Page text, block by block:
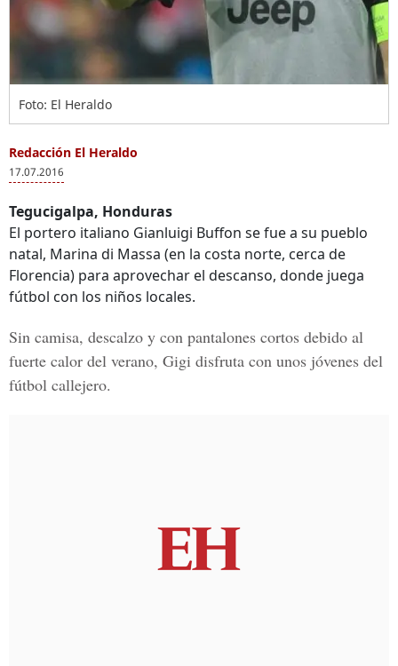
Foto: El Heraldo
Redacción El Heraldo
17.07.2016
Tegucigalpa, Honduras
El portero italiano Gianluigi Buffon se fue a su pueblo
natal, Marina di Massa (en la costa norte, cerca de
Florencia) para aprovechar el descanso, donde juega
fútbol con los niños locales.
Sin camisa, descalzo y con pantalones cortos debido al
fuerte calor del verano, Gigi disfruta con unos jóvenes del
fútbol callejero.